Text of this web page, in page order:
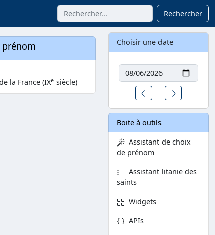
Rechercher
prénom
la France (IXe siècle)
Choisir une date
Date
Un jour avant
Boite à outils
Assistant de choix
de prénom
Assistant litanie des
saints
Widgets
APIs